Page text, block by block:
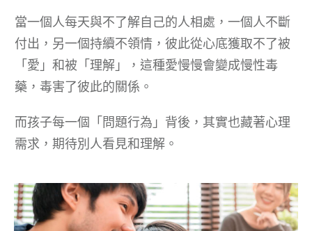
當一個人每天與不了解自己的人相處，一個人不斷
付出，另一個持續不領情，彼此從心底獲取不了被
「愛」和被「理解」，這種愛慢慢會變成慢性毒
藥，毒害了彼此的關係。
而孩子每一個「問題行為」背後，其實也藏著心理
需求，期待別人看見和理解。